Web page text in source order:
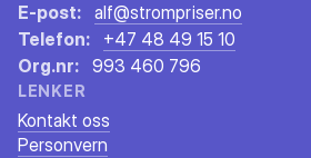
E-post: alf@strompriser.no
Telefon:
+47 48 49 15 10
Org.nr: 993 460 796
LENKER
Kontakt oss
Personvern